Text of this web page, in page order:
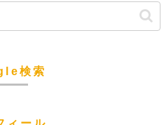
検索